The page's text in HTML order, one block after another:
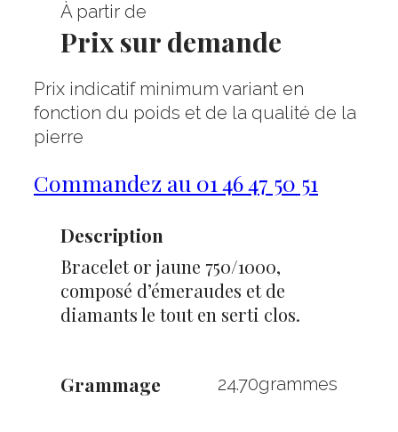
À partir de
Prix sur demande
Prix indicatif minimum variant en
fonction du poids et de la qualité de la
pierre
Commandez au 01 46 47 50 51
Description
Bracelet or jaune 750/1000,
composé d’émeraudes et de
diamants le tout en serti clos.
Grammage 24.70grammes